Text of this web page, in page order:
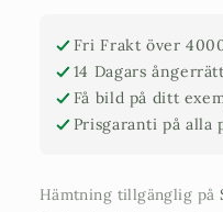
cm
70
x
65
cm
gods)
70
x
65
Fri Frakt över
14 Dagars ångerrätt
Få bild på ditt
Prisgaranti på alla
Hämtning tillgänglig på